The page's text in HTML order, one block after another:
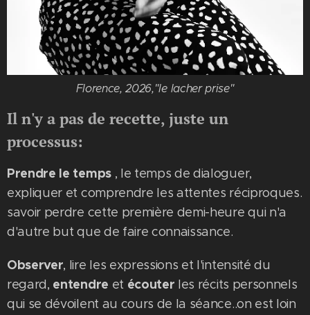
Florence, 2026,"le lacher prise"
Il n'y a pas de recette, juste un
processus:
Prendre le temps, le temps de dialoguer,
expliquer et comprendre les attentes réciproques.
savoir perdre cette première demi-heure qui n'a
d'autre but que de faire connaissance.
Observer, lire les expressions et l'intensité du
regard, entendre et écouter les récits personnels
qui se dévoilent au cours de la séance..on est loin